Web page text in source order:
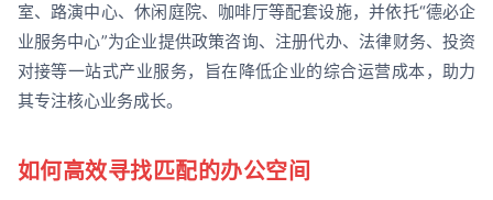
室、路演中心、休闲庭院、咖啡厅等配套设施，并依托“德必企
业服务中心”为企业提供政策咨询、注册代办、法律财务、投资
对接等一站式产业服务，旨在降低企业的综合运营成本，助力
其专注核心业务成长。
如何高效寻找匹配的办公空间